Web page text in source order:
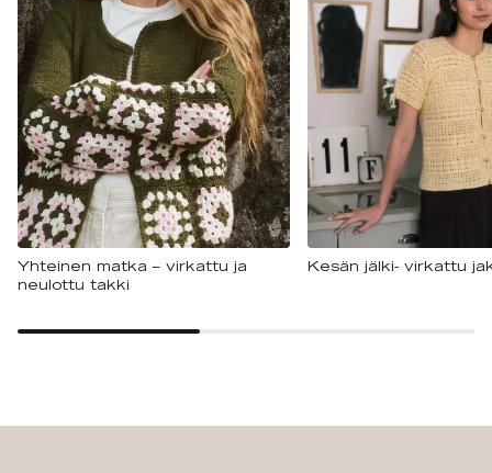
Yhteinen matka – virkattu ja
neulottu takki
Kesän jälki- virkattu